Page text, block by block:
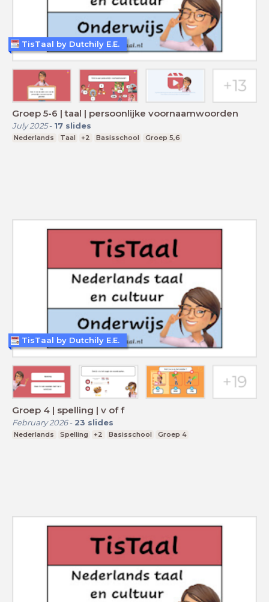
Groep 5-6 | taal | persoonlijke voornaamwoorden
July 2025- 17 slides
Nederlands Taal +2 Basisschool Groep 5,6
TisTaal by Dutchily E.E.
Groep 4 | spelling | v of f
February 2026- 23 slides
Nederlands Spelling +2 Basisschool Groep 4
TisTaal by Dutchily E.E.